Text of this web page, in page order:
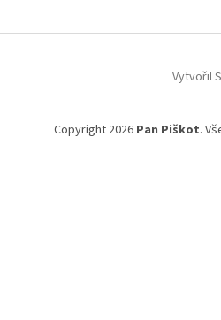
Vytvořil
Copyright 2026 Pan Piškot.